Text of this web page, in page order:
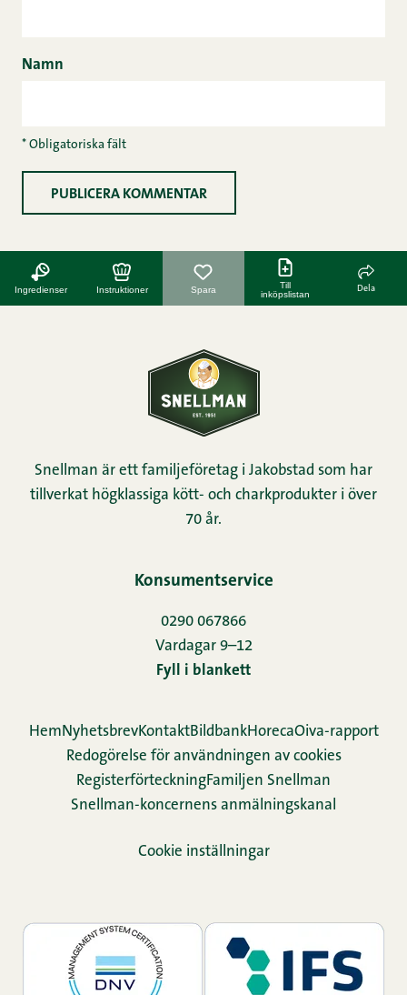
Namn
* Obligatoriska fält
Ingredienser Instruktioner Spara
Till
inköpslistan
Dela
Snellman är ett familjeföretag i Jakobstad som har
tillverkat högklassiga kött- och charkprodukter i över
70 år.
Konsumentservice
0290 067866
Vardagar 9–12
Fyll i blankett
HemNyhetsbrevKontaktBildbankHorecaOiva-rapport
Redogörelse för användningen av cookies
Re­gis­ter­för­teck­ningFamiljen Snellman
Snellman-koncernens anmälningskanal
Cookie inställningar